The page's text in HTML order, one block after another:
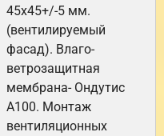
45х45+/-5 мм.
(вентилируемый
фасад). Влаго-
ветрозащитная
мембрана- Ондутис
А100. Монтаж
вентиляционных